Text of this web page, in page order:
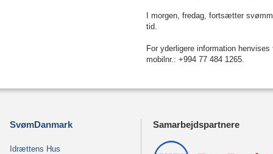
I morgen, fredag, fortsætter
tid.
For yderligere information
mobilnr.: +994 77 484 1265.
SvømDanmark
Idrættens Hus
Samarbejdspartnere